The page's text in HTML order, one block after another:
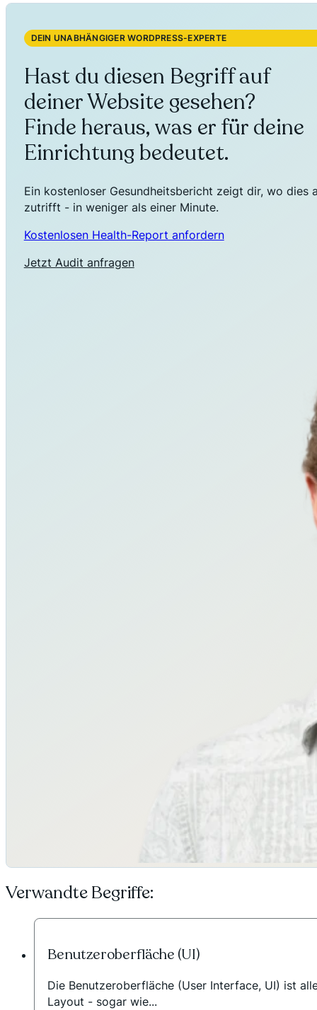
DEIN UNABHÄNGIGER WORDPRESS-EXPERTE
Hast du diesen Begriff auf
deiner Website gesehen?
Finde heraus, was er für deine
Einrichtung bedeutet.
Ein kostenloser Gesundheitsbericht zeigt dir, wo dies
zutrifft - in weniger als einer Minute.
Kostenlosen Health-Report anfordern
Jetzt Audit anfragen
Verwandte Begriffe:
Benutzeroberfläche (UI)
Die Benutzeroberfläche (User Interface, UI) ist
Layout - sogar wie...